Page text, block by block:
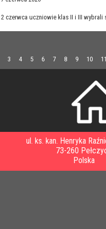
czerwca uczniowie klas II i III wybrali
3 4 5 6 7 8 9 10 11
ul. ks. kan. Henryka
73-260
Polska